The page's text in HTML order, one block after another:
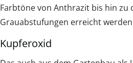
Farbtöne von Anthrazit bis hin zu
Grauabstufungen erreicht
Kupferoxid